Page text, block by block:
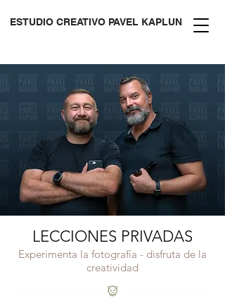
ESTUDIO CREATIVO PAVEL KAPLUN
LECCIONES PRIVADAS
Experimenta la fotografía - disfruta de la
creatividad